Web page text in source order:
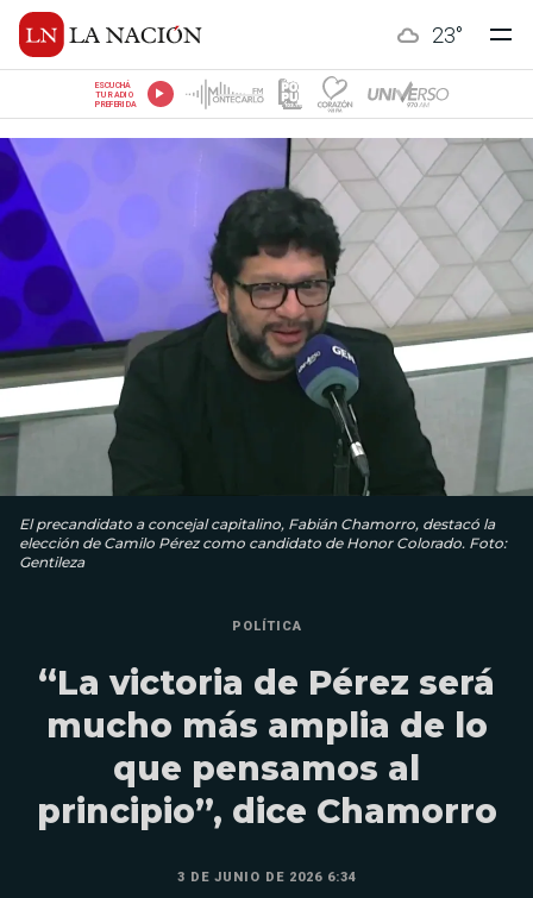
23°
ESCUCHÁ
TU RADIO
PREFERIDA
El precandidato a concejal capitalino, Fabián Chamorro, destacó la
elección de Camilo Pérez como candidato de Honor Colorado. Foto:
Gentileza
POLÍTICA
“La victoria de Pérez será
mucho más amplia de lo
que pensamos al
principio”, dice Chamorro
3 DE JUNIO DE 2026 6:34